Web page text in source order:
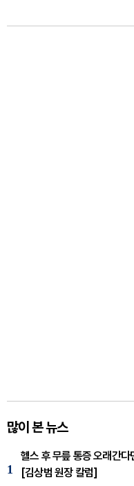
많이 본 뉴스
1
헬스 후 무릎 통증 오래간다
[김상범 원장 칼럼]